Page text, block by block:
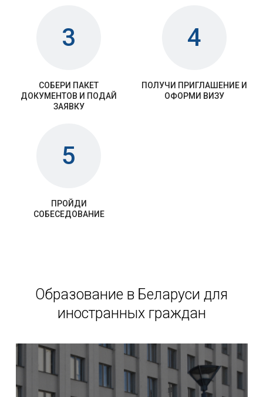
3
СОБЕРИ ПАКЕТ
ДОКУМЕНТОВ И ПОДАЙ
ЗАЯВКУ
4
ПОЛУЧИ ПРИГЛАШЕНИЕ И
ОФОРМИ ВИЗУ
5
ПРОЙДИ
СОБЕСЕДОВАНИЕ
Образование в Беларуси для
иностранных граждан